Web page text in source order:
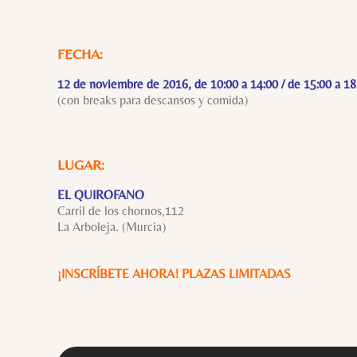
FECHA:
12 de noviembre de 2016, de 10:00 a 14:00 / de 15:00 a
(con breaks para descansos y comida)
LUGAR:
EL QUIROFANO
Carril de los chornos,112
La Arboleja. (Murcia)
¡INSCRÍBETE AHORA! PLAZAS LIMITADAS